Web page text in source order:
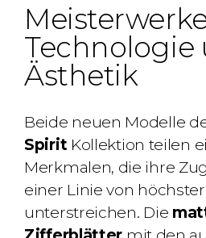
Technologie
Ästhetik
Beide neuen Modelle
Spirit Kollektion teilen
Merkmalen, die ihre
einer Linie von
unterstreichen. Die